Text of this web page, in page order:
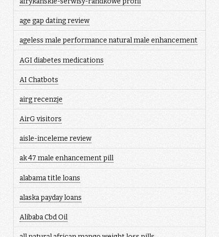
age gap dating review
ageless male performance natural male enhancement
AGI diabetes medications
AI Chatbots
airg recenzje
AirG visitors
aisle-inceleme review
ak 47 male enhancement pill
alabama title loans
alaska payday loans
Alibaba Cbd Oil